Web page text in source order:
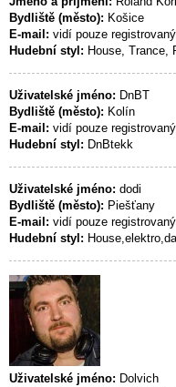
Bydliště (město): Košice
E-mail: vidí pouze
Hudební styl: House, Trance,
Uživatelské jméno: DnBT
Bydliště (město): Kolín
E-mail: vidí pouze
Hudební styl: DnBtekk
Uživatelské jméno: dodi
Bydliště (město): Piešťany
E-mail: vidí pouze
Hudební styl:
Uživatelské jméno: Dolvich